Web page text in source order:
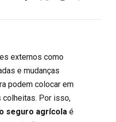
externos como
e mudanças
podem colocar em
Por isso,
seguro agrícola é